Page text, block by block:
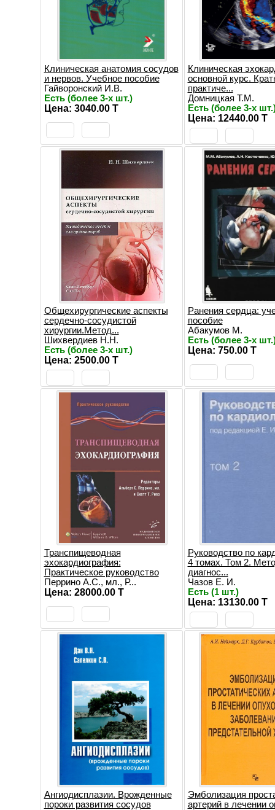
Клиническая анатомия сосудов
и нервов. Учебное пособие
Гайворонский И.В.
Есть (более 3-х шт.)
Цена: 3040.00 T
Клиническая
основной курс.
практиче...
Домницкая Т.М.
Есть (более 3-х
Цена: 12440.00 T
Общехирургические аспекты
сердечно-сосудистой
хирургии.Метод...
Шихвердиев Н.Н.
Есть (более 3-х шт.)
Цена: 2500.00 T
Ранения сердца:
пособие
Абакумов М.
Есть (более 3-х
Цена: 750.00 T
Транспищеводная
эхокардиография:
Практическое руководство
Перрино А.С., мл., Р...
Цена: 28000.00 T
Руководство по
4 томах. Том 2.
диагнос...
Чазов Е. И.
Есть (1 шт.)
Цена: 13130.00 T
Ангиодисплазии. Врожденные
пороки развития сосудов
Эмболизация
артерий в лечении